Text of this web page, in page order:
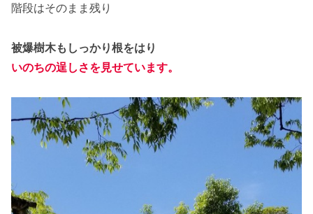
階段はそのまま残り
被爆樹木もしっかり根をはり
いのちの逞しさを見せています。